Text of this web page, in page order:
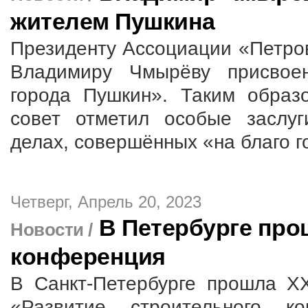
жителем Пушкина
Президенту Ассоциации
Владимиру Чмырёву
города Пушкин». Таким
совет отметил особые
делах, совершённых «на благо
Четверг, Апрель 20, 2023
Новости / В Петербурге
конференция
В Санкт-Петербурге прошла